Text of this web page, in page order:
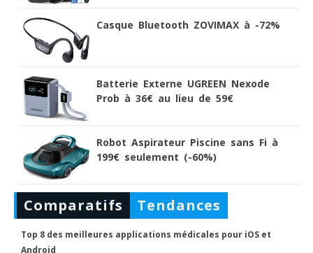
Casque Bluetooth ZOVIMAX à -72%
Batterie Externe UGREEN Nexode
Prob à 36€ au lieu de 59€
Robot Aspirateur Piscine sans Fi à
199€ seulement (-60%)
Comparatifs Tendances
Top 8 des meilleures applications médicales pour iOS et
Android